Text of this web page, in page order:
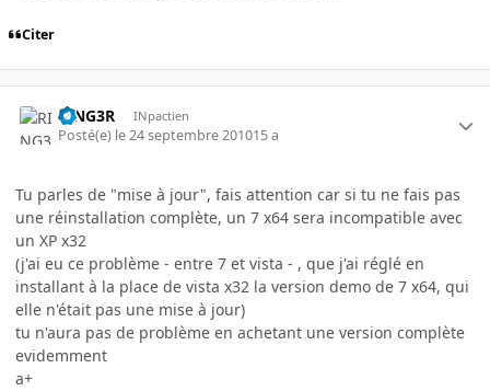
Citer
RING3R INpactien
Posté(e) le 24 septembre 201015 a
Tu parles de "mise à jour", fais attention car si tu ne fais pas
une réinstallation complète, un 7 x64 sera incompatible avec
un XP x32
(j'ai eu ce problème - entre 7 et vista - , que j'ai réglé en
installant à la place de vista x32 la version demo de 7 x64, qui
elle n'était pas une mise à jour)
tu n'aura pas de problème en achetant une version complète
evidemment
a+